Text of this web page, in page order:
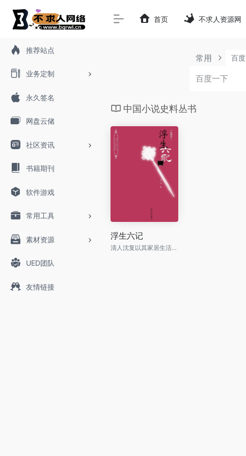
推荐站点
业务定制
永久签名
网盘云储
社区资讯
书籍期刊
软件游戏
常用工具
素材资源
UED团队
友情链接
首页 不求人资源网
常用 百度
中国小说史料丛书
浮生六记
清人沈复以其家居生活和浪游见闻为内容写成的《浮生六记》，为中国文学史上的一支奇葩。